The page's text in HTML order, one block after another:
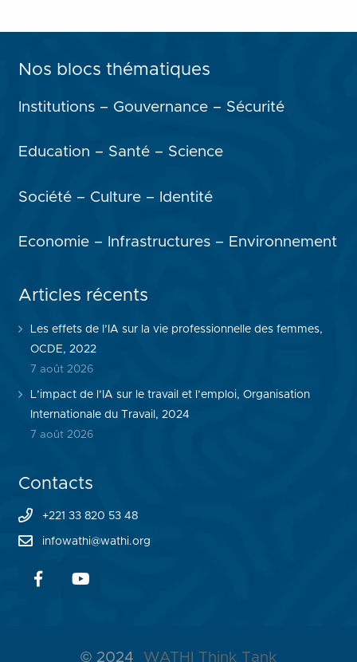
Nos blocs thématiques
Institutions – Gouvernance – Sécurité
Education – Santé – Science
Société – Culture – Identité
Economie – Infrastructures – Environnement
Articles récents
Les effets de l’IA sur la vie professionnelle des femmes,
OCDE, 2022
7 août 2026
L’impact de l’IA sur le travail et l’emploi, Organisation
Internationale du Travail, 2024
7 août 2026
Contacts
+221 33 820 53 48
infowathi@wathi.org
© 2024 WATHI Think Tank